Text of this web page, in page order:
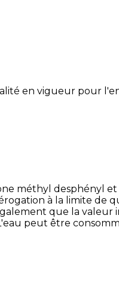
en vigueur pour
méthyl desphényl
à la limite de
que la valeur
peut être